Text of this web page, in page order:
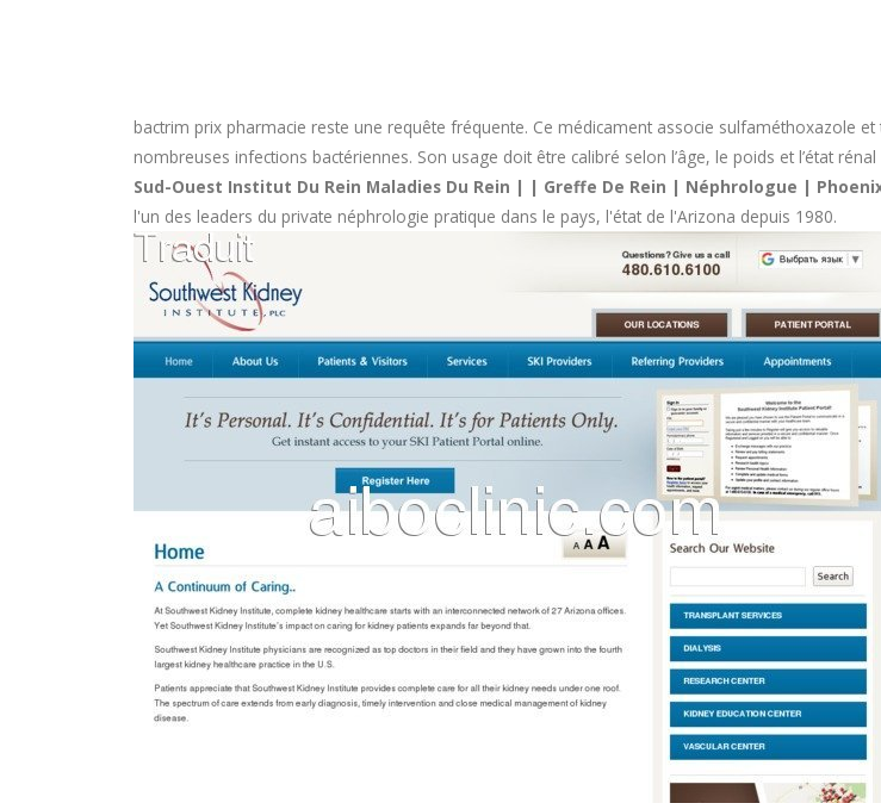
bactrim prix pharmacie reste une requête fréquente. Ce médicament associe sulfaméthoxazole
nombreuses infections bactériennes. Son usage doit être calibré selon l’âge, le poids et l’état rénal
Sud-Ouest Institut Du Rein Maladies Du Rein | | Greffe De Rein | Néphrologue |
l'un des leaders du private néphrologie pratique dans le pays, l'état de l'Arizona depuis 1980.